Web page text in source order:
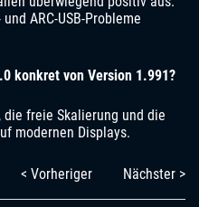
ARC-USB-Probleme
konkret von Version 1.991?
die freie Skalierung und die
modernen Displays.
< Vorheriger Nächster >